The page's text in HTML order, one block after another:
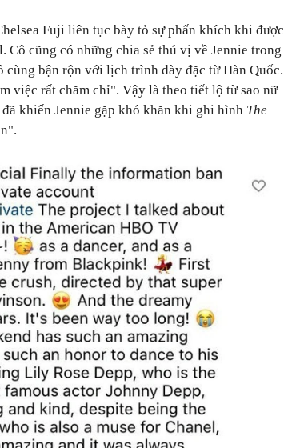
Fuji liên tục bày tỏ sự phấn khích khi được
. Cô cũng có những chia sẻ thú vị về Jennie trong
bận rộn với lịch trình dày đặc từ Hàn Quốc.
việc rất chăm chỉ". Vậy là theo tiết lộ từ sao nữ
khiến Jennie gặp khó khăn khi ghi hình The